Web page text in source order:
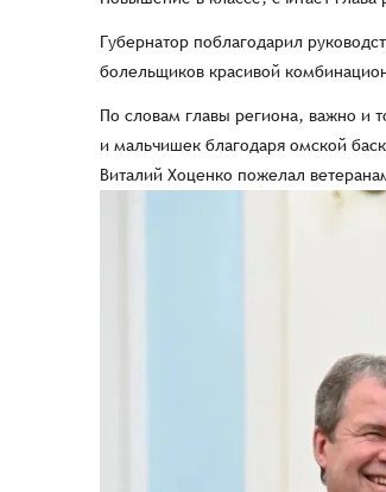
Губернатор поблагодарил
болельщиков красивой
По словам главы региона, важно и
и мальчишек благодаря омской
Виталий Хоценко пожелал